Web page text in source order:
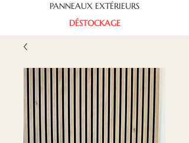
PANNEAUX EXTÉRIEURS
DÉSTOCKAGE